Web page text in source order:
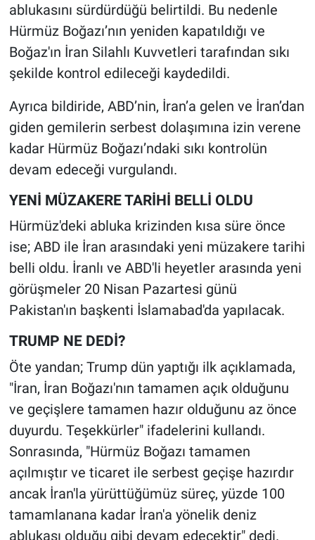
ablukasını sürdürdüğü belirtildi. Bu nedenle
Hürmüz Boğazı’nın yeniden kapatıldığı ve
Boğaz'ın İran Silahlı Kuvvetleri tarafından sıkı
şekilde kontrol edileceği kaydedildi.
Ayrıca bildiride, ABD’nin, İran’a gelen ve İran’dan
giden gemilerin serbest dolaşımına izin verene
kadar Hürmüz Boğazı’ndaki sıkı kontrolün
devam edeceği vurgulandı.
YENİ MÜZAKERE TARİHİ BELLİ OLDU
Hürmüz'deki abluka krizinden kısa süre önce
ise; ABD ile İran arasındaki yeni müzakere tarihi
belli oldu. İranlı ve ABD'li heyetler arasında yeni
görüşmeler 20 Nisan Pazartesi günü
Pakistan'ın başkenti İslamabad'da yapılacak.
TRUMP NE DEDİ?
Öte yandan; Trump dün yaptığı ilk açıklamada,
"İran, İran Boğazı'nın tamamen açık olduğunu
ve geçişlere tamamen hazır olduğunu az önce
duyurdu. Teşekkürler" ifadelerini kullandı.
Sonrasında, "Hürmüz Boğazı tamamen
açılmıştır ve ticaret ile serbest geçişe hazırdır
ancak İran'la yürüttüğümüz süreç, yüzde 100
tamamlanana kadar İran'a yönelik deniz
ablukası olduğu gibi devam edecektir" dedi.